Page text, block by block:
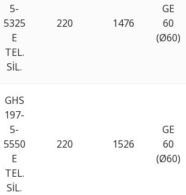
5-
5325
E
TEL.
SİL.
220 1476
GE
60
(Ø60)
GHS
197-
5-
5550
E
TEL.
SİL.
220 1526
GE
60
(Ø60)